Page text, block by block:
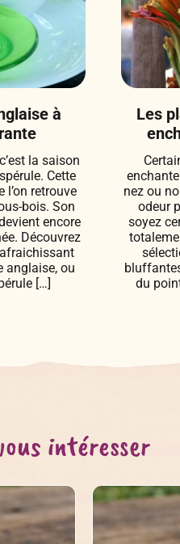
à
la saison
Cette
l’on retrouve
bois. Son
encore
Découvrez
anglaise, ou
[…]
Les
nez ou
odeur
soyez
du
intéresser